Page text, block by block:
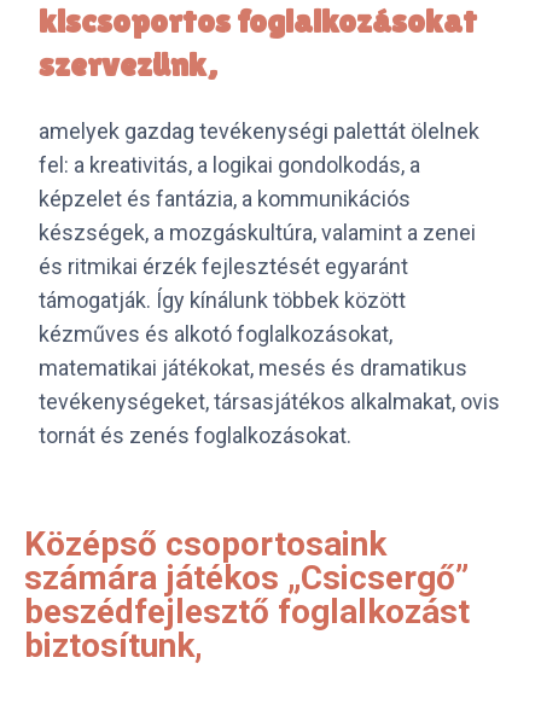
kiscsoportos foglalkozásokat
szervezünk,
amelyek gazdag tevékenységi palettát ölelnek
fel: a kreativitás, a logikai gondolkodás, a
képzelet és fantázia, a kommunikációs
készségek, a mozgáskultúra, valamint a zenei
és ritmikai érzék fejlesztését egyaránt
támogatják. Így kínálunk többek között
kézműves és alkotó foglalkozásokat,
matematikai játékokat, mesés és dramatikus
tevékenységeket, társasjátékos alkalmakat, ovis
tornát és zenés foglalkozásokat.
Középső csoportosaink
számára játékos „Csicsergő”
beszédfejlesztő foglalkozást
biztosítunk,